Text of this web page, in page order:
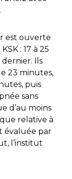
est ouverte
: 17 à 25
dernier. Ils
23 minutes,
puis
sans
d’au moins
relative à
évaluée par
, l’institut